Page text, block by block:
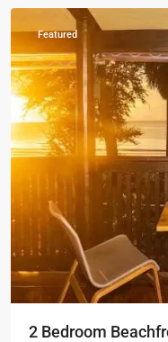
Featured
2 Bedroom